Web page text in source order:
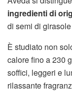
ingredienti di
di semi di
È studiato non
calore fino a 230
soffici, leggeri e
rilassante